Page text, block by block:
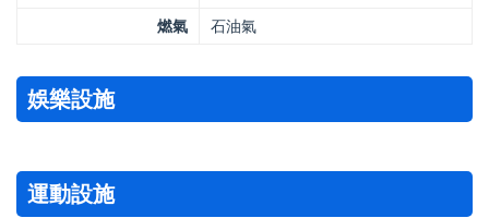
燃氣
石油氣
娛樂設施
運動設施